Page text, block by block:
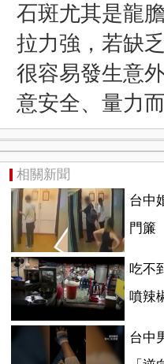
石斑尤其是龍
拉力強，若缺
很容易發生意
意安全、量力而
相關新聞
台中
門簾
吃不
噴辣
台中